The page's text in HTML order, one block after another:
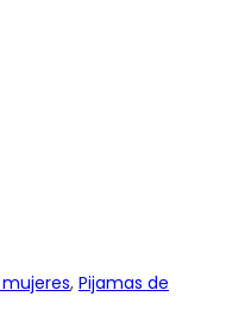
, Pijamas de